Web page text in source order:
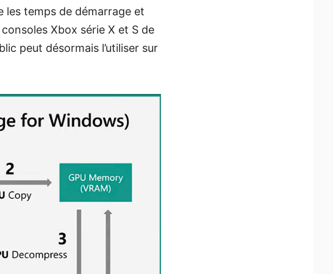
les temps de démarrage et
Xbox série X et S de
peut désormais l’utiliser sur